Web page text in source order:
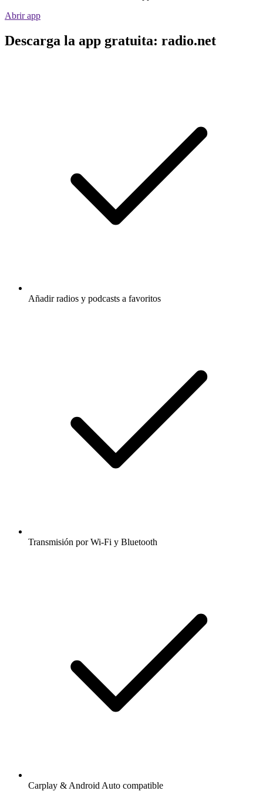
Abrir app
Descarga la app gratuita: radio.net
Añadir radios y podcasts a favoritos
Transmisión por Wi-Fi y Bluetooth
Carplay & Android Auto compatible